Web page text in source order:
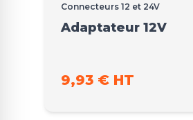
Connecteurs 12 et 24V
Adaptateur 12V
9,93 € HT